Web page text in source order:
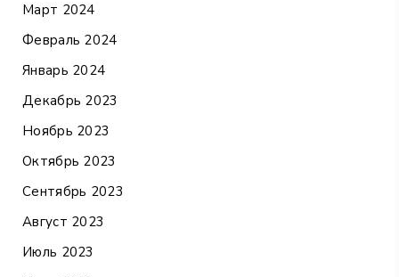
Март 2024
Февраль 2024
Январь 2024
Декабрь 2023
Ноябрь 2023
Октябрь 2023
Сентябрь 2023
Август 2023
Июль 2023